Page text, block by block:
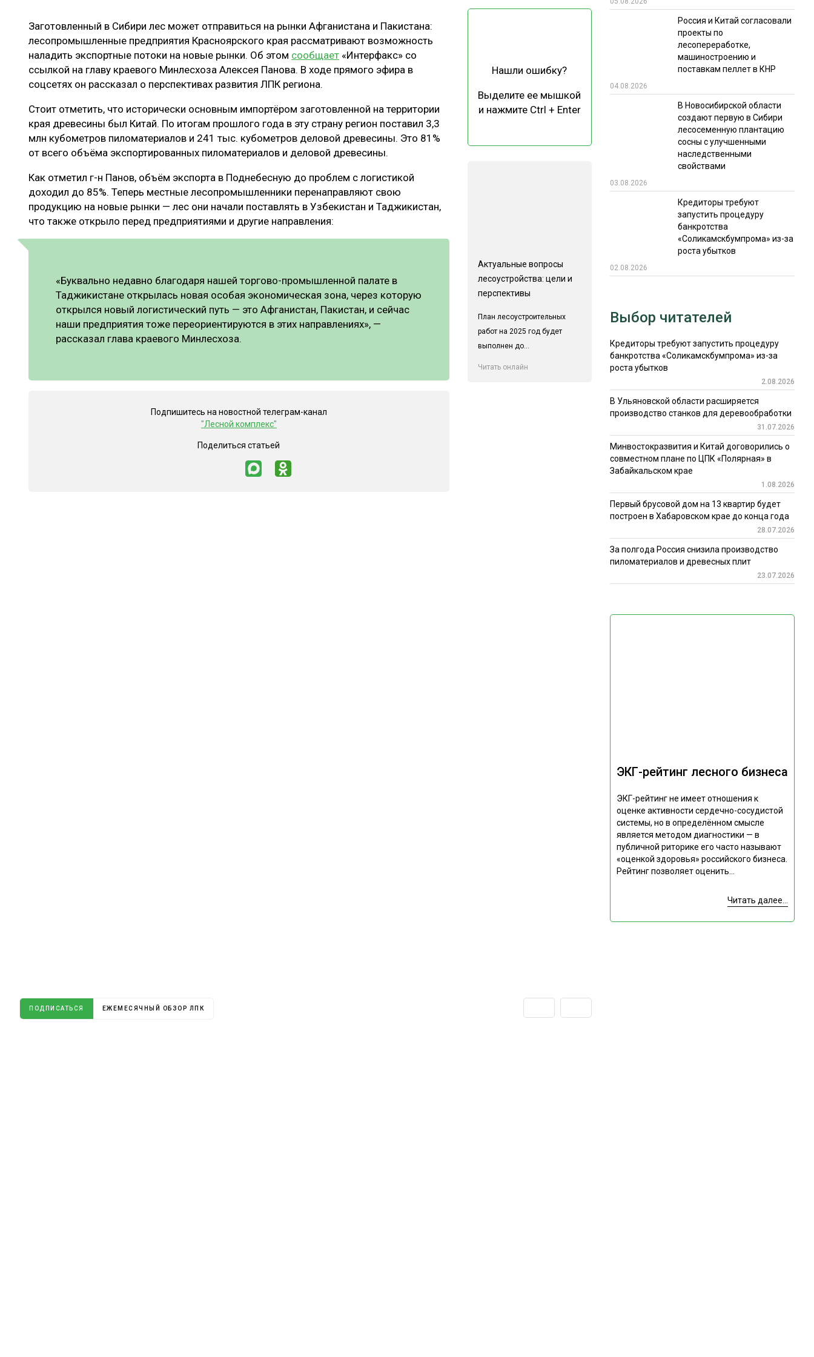
ЛОГИСТИКА
ЦБП
МЕБЕЛЬНОЕ ПРОИЗВОДСТВО ТЕХНОЛОГИИ
ЭКСПЕРТНОЕ МНЕНИЕ
КАЛЕНДАРЬ ВЫСТАВОК ИТОГИ МЕРОПРИЯТИЙ
Заготовленный в Сибири лес может отправиться на рынки Афганистана и Пакистана:
лесопромышленные предприятия Красноярского края рассматривают возможность
наладить экспортные потоки на новые рынки. Об этом сообщает «Интерфакс» со
ссылкой на главу краевого Минлесхоза Алексея Панова. В ходе прямого эфира в
соцсетях он рассказал о перспективах развития ЛПК региона.
Стоит отметить, что исторически основным импортёром заготовленной на территории
края древесины был Китай. По итогам прошлого года в эту страну регион поставил 3,3
млн кубометров пиломатериалов и 241 тыс. кубометров деловой древесины. Это 81%
от всего объёма экспортированных пиломатериалов и деловой древесины.
Как отметил г-н Панов, объём экспорта в Поднебесную до проблем с логистикой
доходил до 85%. Теперь местные лесопромышленники перенаправляют свою
продукцию на новые рынки — лес они начали поставлять в Узбекистан и Таджикистан,
что также открыло перед предприятиями и другие направления:
«Буквально недавно благодаря нашей торгово-промышленной палате в
Таджикистане открылась новая особая экономическая зона, через которую
открылся новый логистический путь — это Афганистан, Пакистан, и сейчас
наши предприятия тоже переориентируются в этих направлениях», —
рассказал глава краевого Минлесхоза.
Подпишитесь на новостной телеграм-канал
"Лесной комплекс"
Поделиться статьей
Нашли ошибку?
Выделите ее мышкой
и нажмите Ctrl + Enter
Актуальные вопросы
лесоустройства: цели и
перспективы
План лесоустроительных
работ на 2025 год будет
выполнен до...
Читать онлайн
Россия и Китай согласовали
проекты по
лесопереработке,
машиностроению и
поставкам пеллет в КНР
04.08.2026
В Новосибирской области
создают первую в Сибири
лесосеменную плантацию
сосны с улучшенными
наследственными
свойствами
03.08.2026
Кредиторы требуют
запустить процедуру
банкротства
«Соликамскбумпрома» из-за
роста убытков
02.08.2026
ЭКГ-рейтинг лесного бизнеса
ЭКГ-рейтинг не имеет отношения к
оценке активности сердечно-сосудистой
системы, но в определённом смысле
является методом диагностики — в
публичной риторике его часто называют
«оценкой здоровья» российского бизнеса.
Рейтинг позволяет оценить...
Читать далее...
ПОДПИСАТЬСЯ ЕЖЕМЕСЯЧНЫЙ ОБЗОР ЛПК
Выбор читателей
Кредиторы требуют запустить процедуру
банкротства «Соликамскбумпрома» из-за
роста убытков
2.08.2026
В Ульяновской области расширяется
производство станков для деревообработки
31.07.2026
Минвостокразвития и Китай договорились о
совместном плане по ЦПК «Полярная» в
Забайкальском крае
1.08.2026
Первый брусовой дом на 13 квартир будет
построен в Хабаровском крае до конца года
28.07.2026
За полгода Россия снизила производство
пиломатериалов и древесных плит
23.07.2026